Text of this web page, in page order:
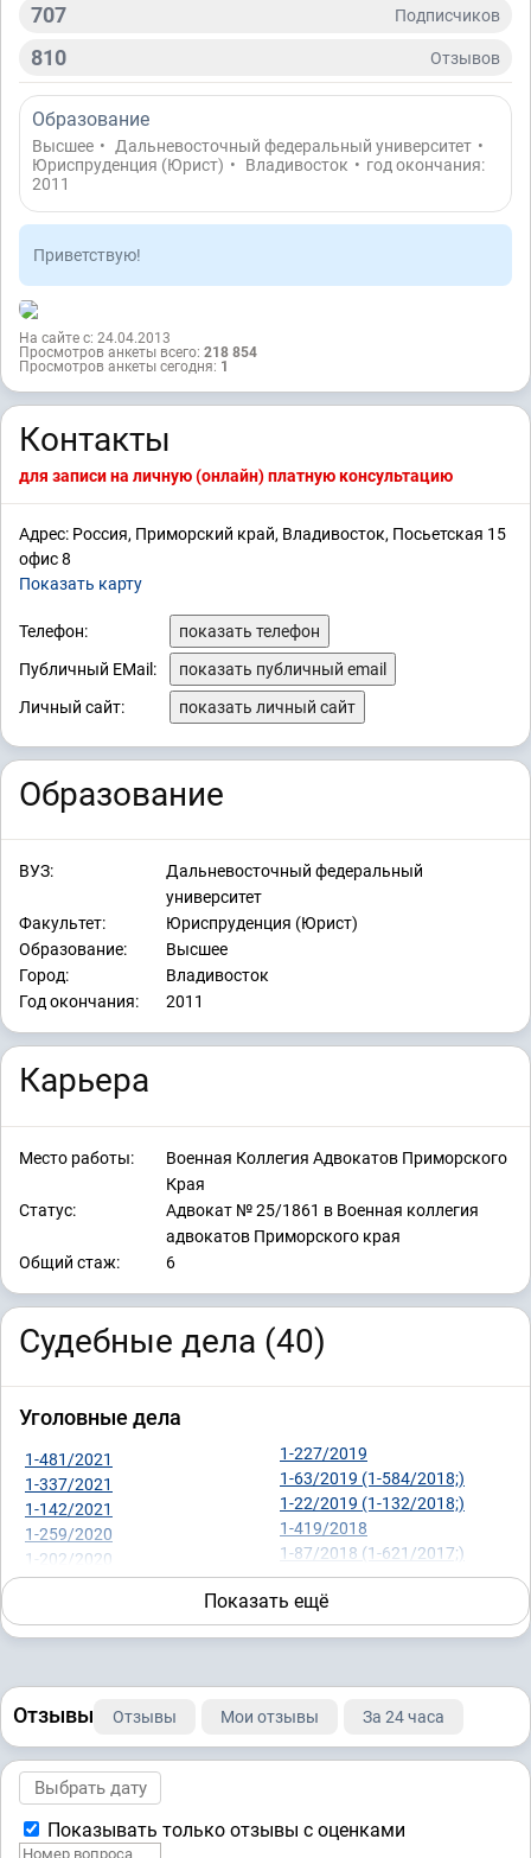
707 Подписчиков
810 Отзывов
Образование
Высшее • Дальневосточный федеральный университет •
Юриспруденция (Юрист) • Владивосток • год окончания:
2011
Приветствую!
На сайте с: 24.04.2013
Просмотров анкеты всего: 218 854
Просмотров анкеты сегодня: 1
Контакты
для записи на личную (онлайн) платную консультацию
Адрес: Россия, Приморский край, Владивосток, Посьетская 15
офис 8
Показать карту
Телефон:
показать телефон
Публичный EMail:
показать публичный email
Личный сайт:
показать личный сайт
Образование
ВУЗ:
Дальневосточный федеральный
университет
Факультет:
Юриспруденция (Юрист)
Образование:
Высшее
Город:
Владивосток
Год окончания:
2011
Карьера
Место работы:
Военная Коллегия Адвокатов Приморского
Края
Статус:
Адвокат № 25/1861 в Военная коллегия
адвокатов Приморского края
Общий стаж:
6
Судебные дела (40)
Уголовные дела
1-481/2021
1-337/2021
1-142/2021
1-259/2020
1-202/2020
1-426/2019
1-344/2019
1-372/2019
1-227/2019
1-63/2019 (1-584/2018;)
1-22/2019 (1-132/2018;)
1-419/2018
1-87/2018 (1-621/2017;)
1-33/2018 (1-404/2017;)
1-475/2017
1-439/2017
Жилищные вопросы
9-102/2021 ~ М-540/2021
Военное право
Показать ещё
Отзывы Отзывы Мои отзывы За 24 часа
Показывать только отзывы с оценками